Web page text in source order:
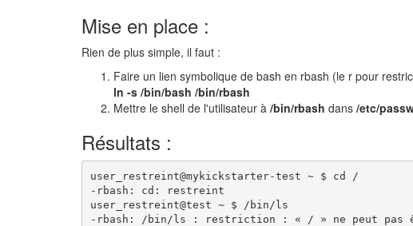
Mise en place :
Rien de plus simple, il faut :
Faire un lien symbolique de bash en rbash (le r pour
ln -s /bin/bash /bin/rbash
Mettre le shell de l'utilisateur à /bin/rbash dans /etc/
Résultats :
user_restreint@mykickstarter-test ~ $ cd /
-rbash: cd: restreint
user_restreint@test ~ $ /bin/ls
-rbash: /bin/ls : restriction : « / » ne peut pas